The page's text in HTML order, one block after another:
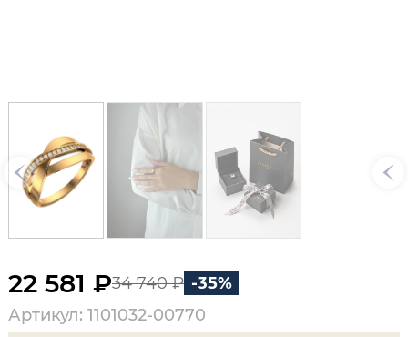
22 581 ₽34 740 ₽ -35%
Артикул: 1101032-00770